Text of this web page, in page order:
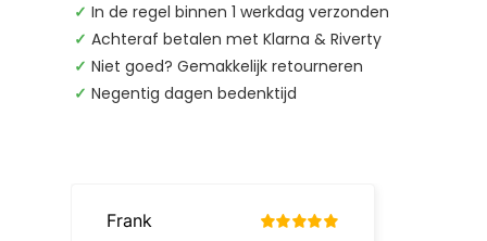
✓ In de regel binnen 1 werkdag verzonden
✓ Achteraf betalen met Klarna & Riverty
✓ Niet goed? Gemakkelijk retourneren
✓ Negentig dagen bedenktijd